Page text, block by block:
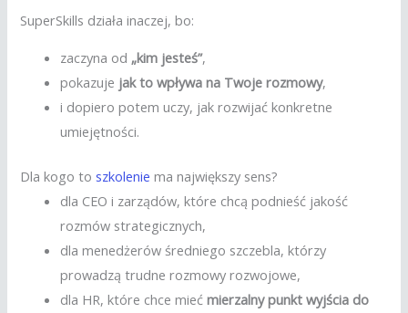
SuperSkills działa inaczej, bo:
zaczyna od „kim jesteś”,
pokazuje jak to wpływa na Twoje rozmowy,
i dopiero potem uczy, jak rozwijać konkretne
umiejętności.
Dla kogo toszkolenie ma największy sens?
dla CEO i zarządów, które chcą podnieść jakość
rozmów strategicznych,
dla menedżerów średniego szczebla, którzy
prowadzą trudne rozmowy rozwojowe,
dla HR, które chce miećmierzalny punkt wyjścia do